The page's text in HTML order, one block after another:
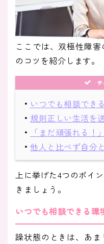
ここでは、双極性障
のコツを紹介します。
・ いつでも相談でき
・ 規則正しい生活を
・
「まだ頑張れる！
・ 他人と比べず自分
上に挙げた4つのポイ
きましょう。
いつでも相談できる環
躁状態のときは、あ